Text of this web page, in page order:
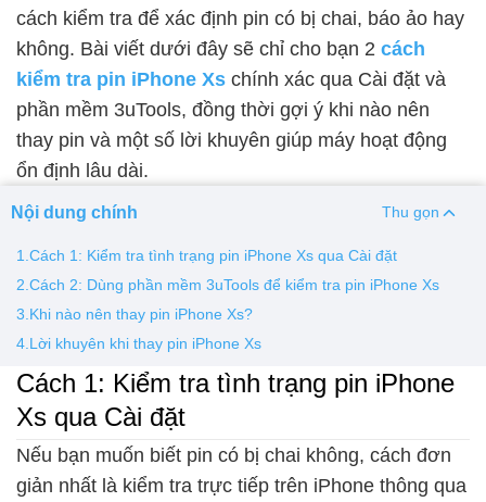
Màn hình Vsmart Màn hình Google Pixel
Thay pin
Pin iPhone Pin Samsumg Pin Oppo Pin Xiaomi
Pin Realme
Vỏ Huawei Vỏ Vivo
cách kiểm tra để xác định pin có bị chai, báo ảo hay
không. Bài viết dưới đây sẽ chỉ cho bạn 2 cách
kiểm tra pin iPhone Xs chính xác qua Cài đặt và
phần mềm 3uTools, đồng thời gợi ý khi nào nên
thay pin và một số lời khuyên giúp máy hoạt động
ổn định lâu dài.
Nội dung chính Thu gọn
1.Cách 1: Kiểm tra tình trạng pin iPhone Xs qua Cài đặt
2.Cách 2: Dùng phần mềm 3uTools để kiểm tra pin iPhone Xs
3.Khi nào nên thay pin iPhone Xs?
4.Lời khuyên khi thay pin iPhone Xs
Cách 1: Kiểm tra tình trạng pin iPhone
Xs qua Cài đặt
Nếu bạn muốn biết pin có bị chai không, cách đơn
giản nhất là kiểm tra trực tiếp trên iPhone thông qua